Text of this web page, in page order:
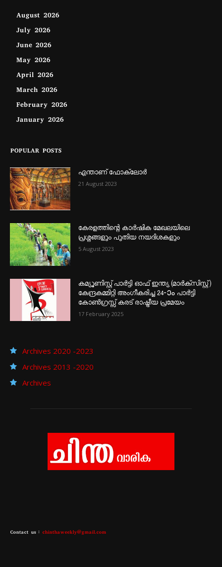
August 2026
July 2026
June 2026
May 2026
April 2026
March 2026
February 2026
January 2026
POPULAR POSTS
എന്താണ്‌ ഫോക്‌ലോർ
21 August 2023
കേരളത്തിന്റെ കാർഷിക മേഖലയിലെ
പ്രശ്നങ്ങളും പുതിയ നയദിശകളും
5 August 2023
കമ്യൂണിസ്റ്റ് പാർട്ടി ഓഫ് ഇന്ത്യ (മാർക്സിസ്റ്റ്)
കേന്ദ്രകമ്മിറ്റി അംഗീകരിച്ച 24‐ാം പാർട്ടി
കോൺഗ്രസ്സ് കരട് രാഷ്ട്രീയ പ്രമേയം
17 February 2025
Archives 2020 -2023
Archives 2013 -2020
Archives
Contact us : chinthaweekly@gmail.com